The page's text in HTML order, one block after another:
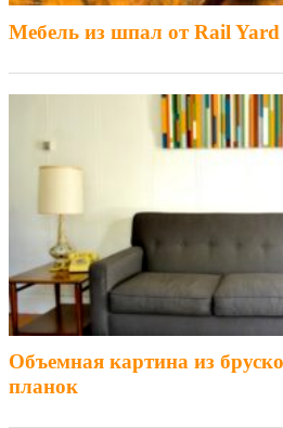
Мебель из шпал от Rail
Объемная картина из
планок